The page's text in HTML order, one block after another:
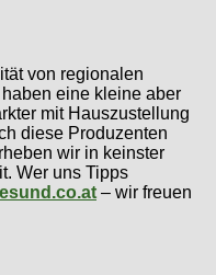
von regionalen
eine kleine aber
mit Hauszustellung
diese Produzenten
wir in keinster
Wer uns Tipps
– wir freuen